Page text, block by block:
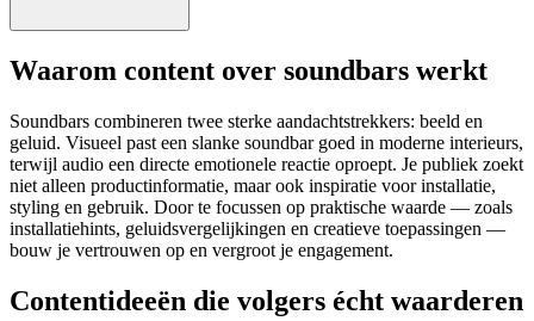
Waarom content over soundbars werkt
Soundbars combineren twee sterke aandachtstrekkers: beeld en
geluid. Visueel past een slanke soundbar goed in moderne interieurs,
terwijl audio een directe emotionele reactie oproept. Je publiek zoekt
niet alleen productinformatie, maar ook inspiratie voor installatie,
styling en gebruik. Door te focussen op praktische waarde — zoals
installatiehints, geluidsvergelijkingen en creatieve toepassingen —
bouw je vertrouwen op en vergroot je engagement.
Contentideeën die volgers écht waarderen